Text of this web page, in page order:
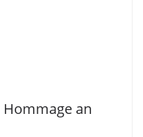
Hommage an